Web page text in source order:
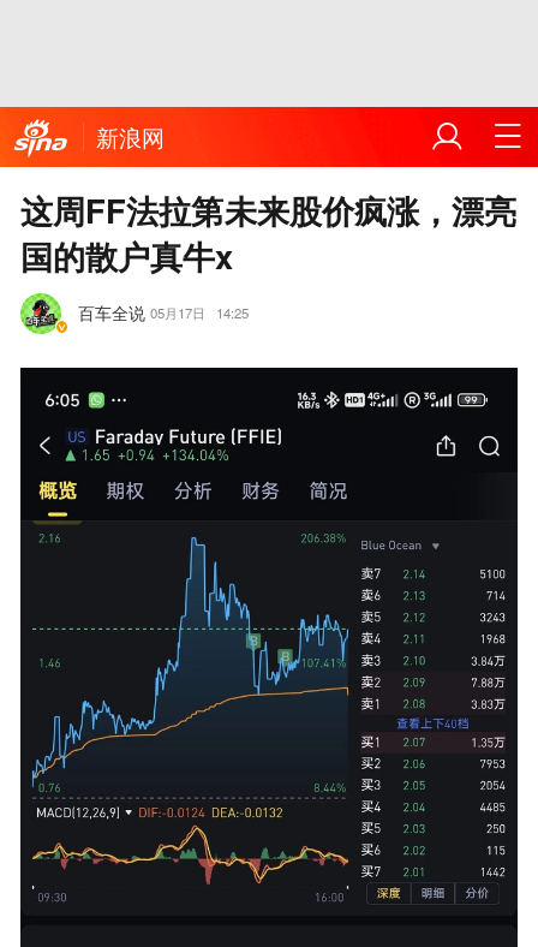
新浪网
这周FF法拉第未来股价疯涨，漂亮
国的散户真牛x
百车全说 05月17日 14:25